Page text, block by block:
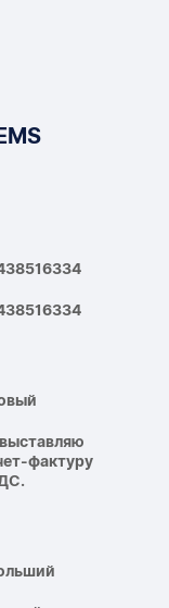
фактуру